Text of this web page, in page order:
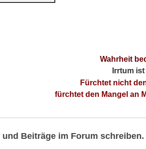
Wahrheit
Irrtum
Fürchtet nicht
fürchtet den Mangel an
Beiträge im Forum schreiben.